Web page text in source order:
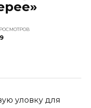
уловку для